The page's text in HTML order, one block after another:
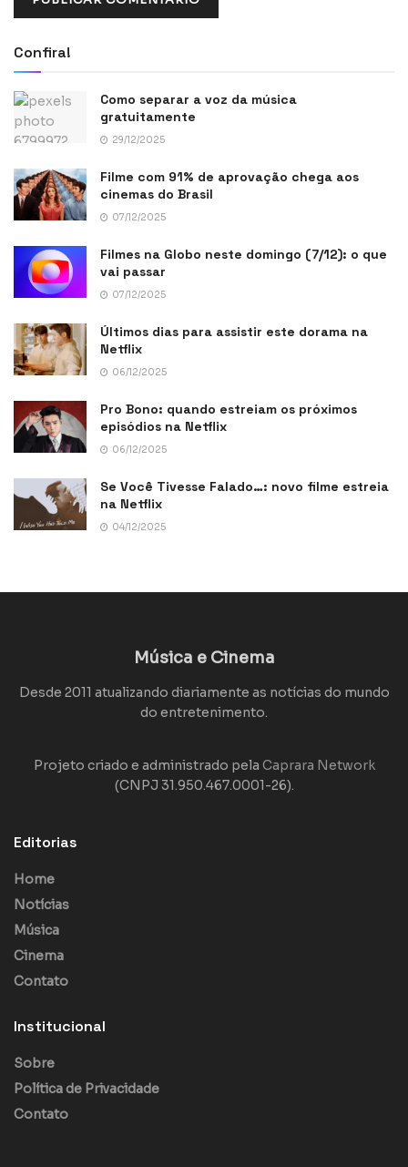
Confira!
Como separar a voz da música
gratuitamente
29/12/2025
Filme com 91% de aprovação chega aos
cinemas do Brasil
07/12/2025
Filmes na Globo neste domingo (7/12): o que
vai passar
07/12/2025
Últimos dias para assistir este dorama na
Netflix
06/12/2025
Pro Bono: quando estreiam os próximos
episódios na Netflix
06/12/2025
Se Você Tivesse Falado…: novo filme estreia
na Netflix
04/12/2025
Música e Cinema
Desde 2011 atualizando diariamente as notícias do mundo
do entretenimento.
Projeto criado e administrado pela Caprara Network
(CNPJ 31.950.467.0001-26).
Editorias
Home
Notícias
Música
Cinema
Contato
Institucional
Sobre
Política de Privacidade
Contato